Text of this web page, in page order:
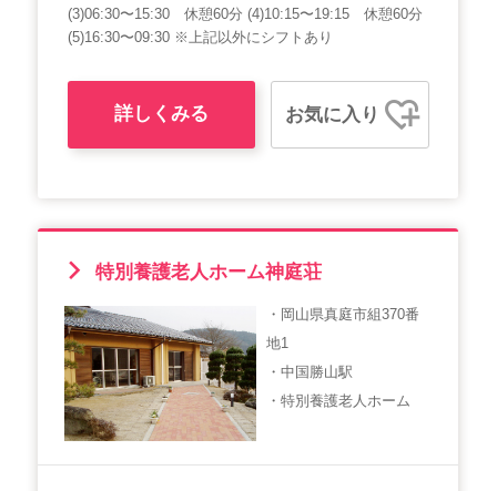
(3)06:30〜15:30 休憩60分 (4)10:15〜19:15 休憩60分
(5)16:30〜09:30 ※上記以外にシフトあり
詳しくみる お気に入り
特別養護老人ホーム神庭荘
・岡山県真庭市組370番
地1
・中国勝山駅
・特別養護老人ホーム